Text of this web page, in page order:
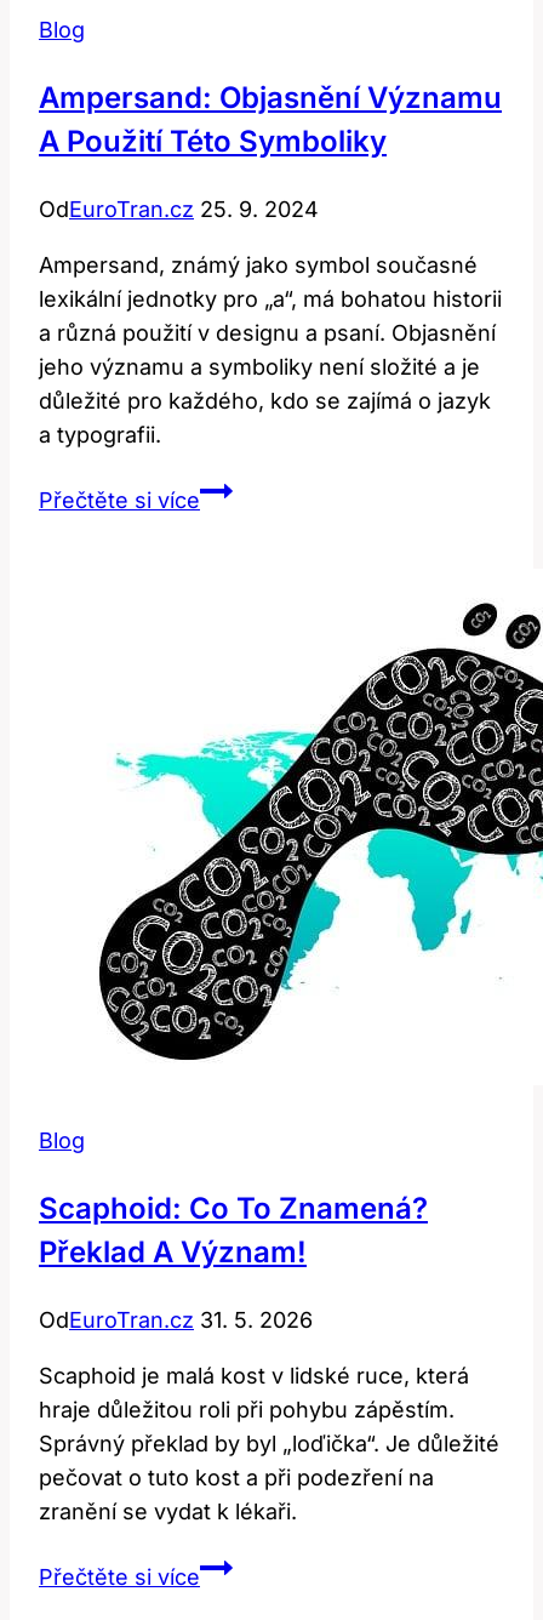
Blog
Ampersand: Objasnění Významu
A Použití Této Symboliky
OdEuroTran.cz 25. 9. 2024
Ampersand, známý jako symbol současné
lexikální jednotky pro „a“, má bohatou historii
a různá použití v designu a psaní. Objasnění
jeho významu a symboliky není složité a je
důležité pro každého, kdo se zajímá o jazyk
a typografii.
Přečtěte si víceAmpersand:
Blog
Scaphoid: Co To Znamená?
Překlad A Význam!
OdEuroTran.cz 31. 5. 2026
Scaphoid je malá kost v lidské ruce, která
hraje důležitou roli při pohybu zápěstím.
Správný překlad by byl „loďička“. Je důležité
pečovat o tuto kost a při podezření na
zranění se vydat k lékaři.
Přečtěte si víceScaphoid: